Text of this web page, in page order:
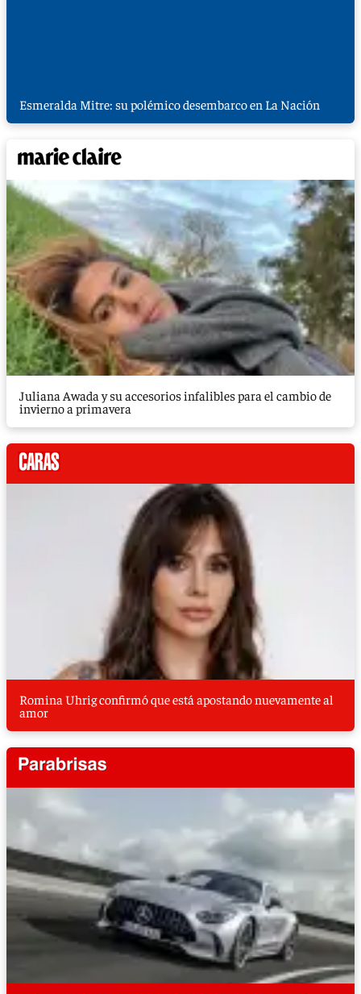
Esmeralda Mitre: su polémico desembarco en La Nación
Juliana Awada y su accesorios infalibles para el cambio de
invierno a primavera
Romina Uhrig confirmó que está apostando nuevamente al
amor